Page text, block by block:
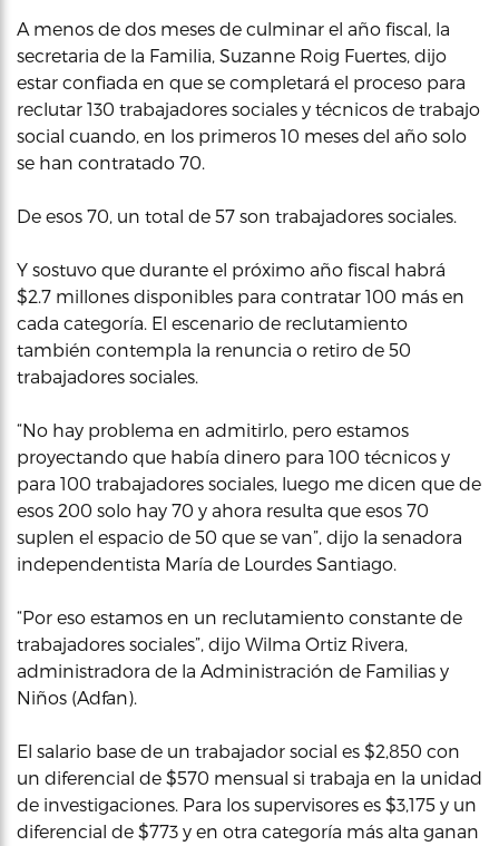
A menos de dos meses de culminar el año fiscal, la
secretaria de la Familia, Suzanne Roig Fuertes, dijo
estar confiada en que se completará el proceso para
reclutar 130 trabajadores sociales y técnicos de trabajo
social cuando, en los primeros 10 meses del año solo
se han contratado 70.
De esos 70, un total de 57 son trabajadores sociales.
Y sostuvo que durante el próximo año fiscal habrá
$2.7 millones disponibles para contratar 100 más en
cada categoría. El escenario de reclutamiento
también contempla la renuncia o retiro de 50
trabajadores sociales.
“No hay problema en admitirlo, pero estamos
proyectando que había dinero para 100 técnicos y
para 100 trabajadores sociales, luego me dicen que de
esos 200 solo hay 70 y ahora resulta que esos 70
suplen el espacio de 50 que se van”, dijo la senadora
independentista María de Lourdes Santiago.
“Por eso estamos en un reclutamiento constante de
trabajadores sociales”, dijo Wilma Ortiz Rivera,
administradora de la Administración de Familias y
Niños (Adfan).
El salario base de un trabajador social es $2,850 con
un diferencial de $570 mensual si trabaja en la unidad
de investigaciones. Para los supervisores es $3,175 y un
diferencial de $773 y en otra categoría más alta ganan